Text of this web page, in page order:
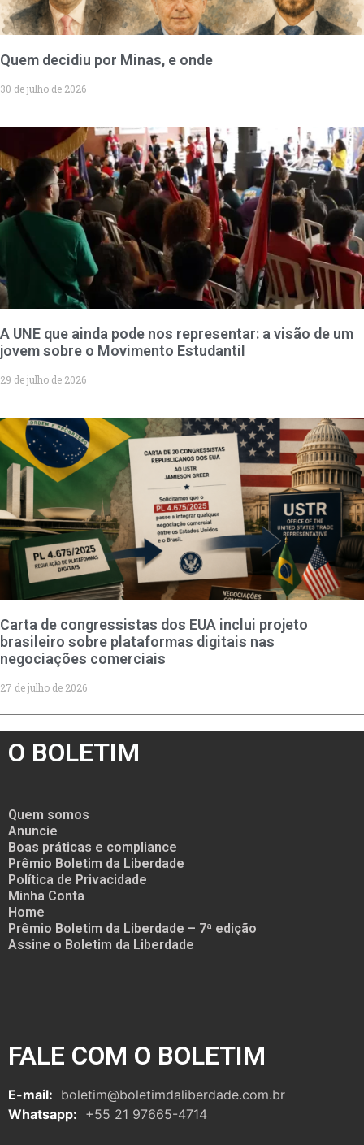
Quem decidiu por Minas, e onde
30 de julho de 2026
A UNE que ainda pode nos representar: a visão de um
jovem sobre o Movimento Estudantil
29 de julho de 2026
Carta de congressistas dos EUA inclui projeto
brasileiro sobre plataformas digitais nas
negociações comerciais
27 de julho de 2026
O BOLETIM
Quem somos
Anuncie
Boas práticas e compliance
Prêmio Boletim da Liberdade
Política de Privacidade
Minha Conta
Home
Prêmio Boletim da Liberdade – 7ª edição
Assine o Boletim da Liberdade
FALE COM O BOLETIM
E-mail: boletim@boletimdaliberdade.com.br
Whatsapp: +55 21 97665-4714